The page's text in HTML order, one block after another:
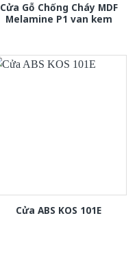
Cửa Gỗ Chống Cháy MDF
Melamine P1 van kem
Cửa ABS KOS 101E